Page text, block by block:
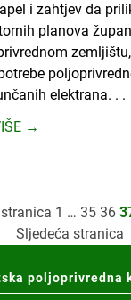
i zahtjev da
planova
elektrana. . .
→
1 … 35 36
Sljedeća stranica
poljoprivredna